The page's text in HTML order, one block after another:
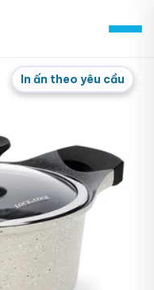
In ấn theo yêu cầu